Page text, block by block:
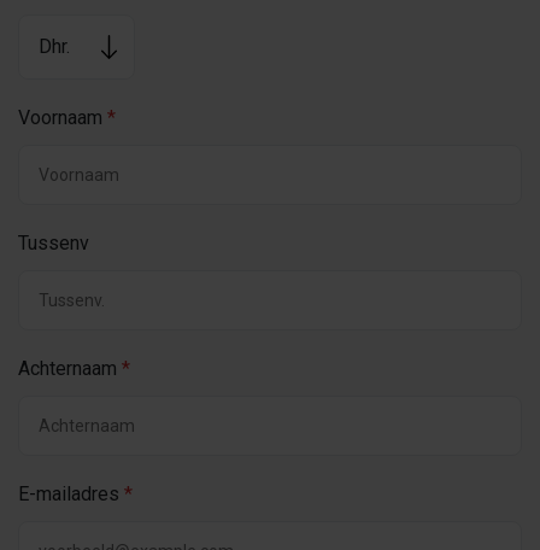
Voornaam *
Tussenv
Achternaam *
E-mailadres *